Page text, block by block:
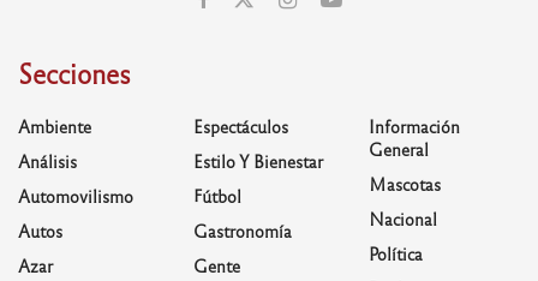
Secciones
Ambiente
Análisis
Automovilismo
Autos
Azar
Espectáculos
Estilo Y Bienestar
Fútbol
Gastronomía
Gente
Información
General
Mascotas
Nacional
Política